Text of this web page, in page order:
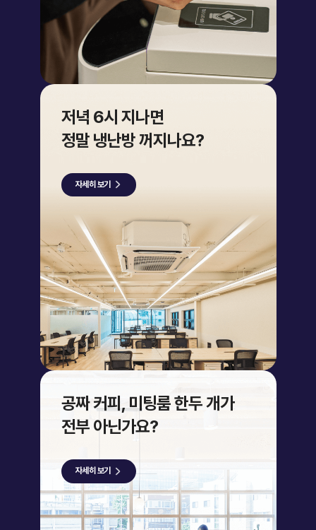
저녁 6시 지나면
정말 냉난방 꺼지나요?
자세히 보기
공짜 커피, 미팅룸 한두 개가
전부 아닌가요?
자세히 보기